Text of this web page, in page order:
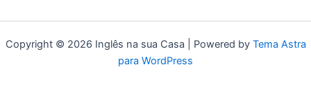
Copyright © 2026 Inglês na sua Casa | Powered by Tema Astra
para WordPress